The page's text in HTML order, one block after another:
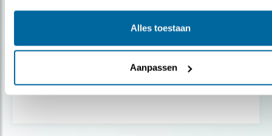
Alles toestaan
Aanpassen
Ze zijn druk, die heerlijke merels